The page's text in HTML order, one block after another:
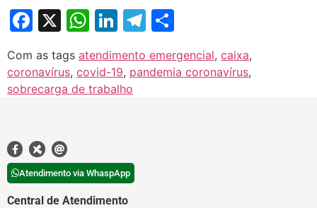
Facebook
X WhatsApp
LinkedIn
Telegram
Com as tags atendimento emergencial, caixa,
coronavírus, covid-19, pandemia coronavírus,
sobrecarga de trabalho
Atendimento via WhaspApp
Central de Atendimento